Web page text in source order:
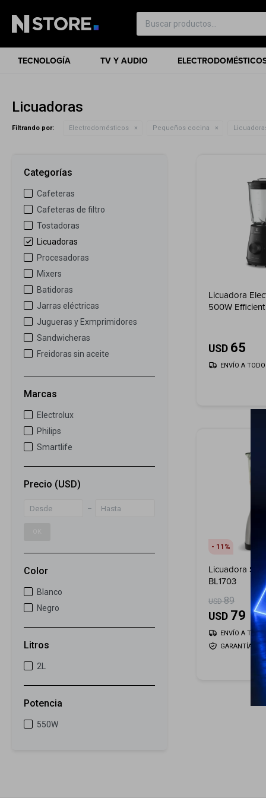
TECNOLOGÍA TV Y AUDIO
Licuadoras
Filtrando por: Electrodomésticos Pequeños cocina
Licuadora
500W
USD 65
ENVÍO A
11
Licuadora
BL1703
USD 89
USD 79
GARANTÍA: 2
ENVÍO A
Categorías
Cafeteras
Cafeteras de filtro
Tostadoras
Licuadoras
Procesadoras
Mixers
Batidoras
Jarras eléctricas
Jugueras y Exmprimidores
Sandwicheras
Freidoras sin aceite
Marcas
Electrolux
Philips
Smartlife
Precio (USD)
Color
Blanco
Negro
Litros
2L
Potencia
550W